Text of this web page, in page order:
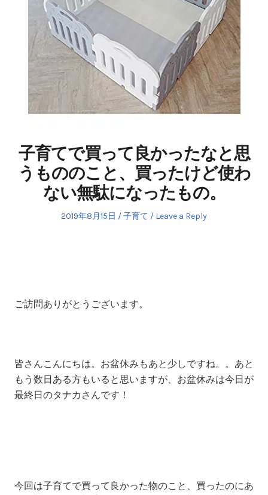
子育てで買って良かったなと思
うもののこと、買ったけど使わ
ない無駄になったもの。
Posted
2019年8月15日
Posted
子育て Leave a Reply
ご訪問ありがとうございます。
皆さんこんにちは。お盆休みもあと少しですね。。あと
もう数日ある方もいると思いますが、お盆休みは今日が
最終日のタナカさんです！
今回は子育てで買って良かった物のこと、買ったのにあ